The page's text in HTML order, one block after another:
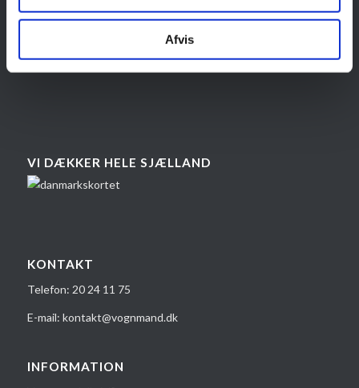
Afvis
støtte op om miljøet. Derfor sørger vi for altid at have det
VI DÆKKER HELE SJÆLLAND
KONTAKT
Telefon: 20 24 1​1 75
E-mail: kontakt@vognmand.dk
INFORMATION